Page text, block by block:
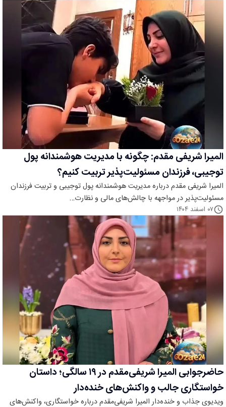
المیرا شریفی مقدم: چگونه با مدیریت هوشمندانه پول
توجیبی، فرزندان مسئولیت‌پذیر تربیت کنیم؟
المیرا شریفی مقدم درباره مدیریت هوشمندانه پول توجیبی و تربیت فرزندان
مسئولیت‌پذیر در مواجهه با چالش‌های مالی و نظارت…
۰۷ اسفند ۱۴۰۴
حاضرجوابی المیرا شریفی‌مقدم در ۱۹ سالگی؛ داستان
خواستگاری جالب و واکنش‌های خنده‌دار
ویدیوی جذاب و خنده‌دار المیرا شریفی‌مقدم درباره خواستگاری، واکنش‌های